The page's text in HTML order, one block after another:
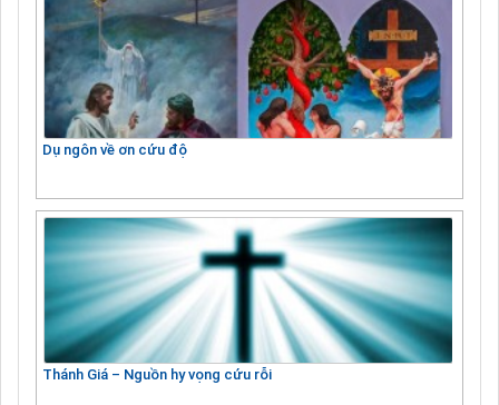
Dụ ngôn về ơn cứu độ
Thánh Giá – Nguồn hy vọng cứu rỗi